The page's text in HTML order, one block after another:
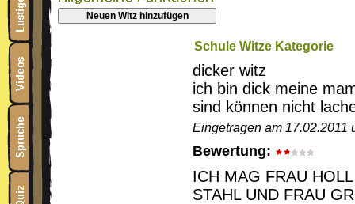
Neuen Witz hinzufügen
Schule Witze Kategorie
dicker witz
ich bin dick meine
sind können nicht
Eingetragen am 17.02.2011
Bewertung:
ICH MAG FRAU
STAHL UND FRAU